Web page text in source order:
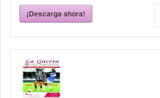
¡Descarga ahora!